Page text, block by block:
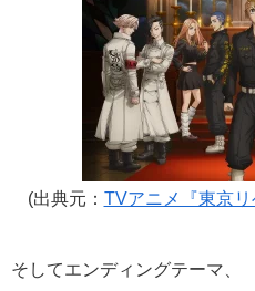
(出典元： TVアニメ『東京
そしてエンディングテーマ、